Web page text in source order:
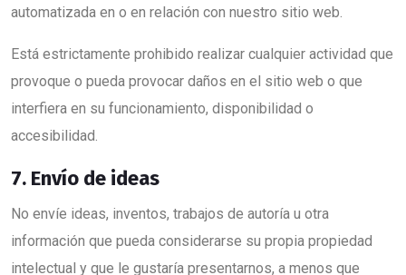
automatizada en o en relación con nuestro sitio web.
Está estrictamente prohibido realizar cualquier actividad que
provoque o pueda provocar daños en el sitio web o que
interfiera en su funcionamiento, disponibilidad o
accesibilidad.
7. Envío de ideas
No envíe ideas, inventos, trabajos de autoría u otra
información que pueda considerarse su propia propiedad
intelectual y que le gustaría presentarnos, a menos que